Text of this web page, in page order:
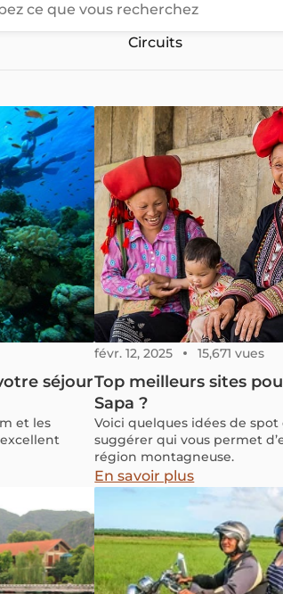
Circuits
séjour
et les
févr. 12, 2025 15,671 vues
Top meilleurs sites
Sapa ?
Voici quelques idées de
suggérer qui vous permet
région montagneuse.
En savoir plus